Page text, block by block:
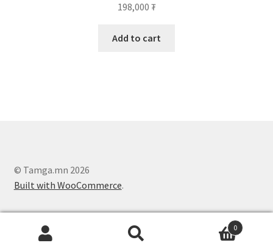
198,000 ₮
Add to cart
© Tamga.mn 2026
Built with WooCommerce.
0